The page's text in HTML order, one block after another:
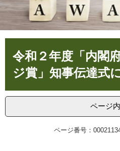
令和２年度「内閣
ジ賞」知事伝達式
ページ
ページ番号：